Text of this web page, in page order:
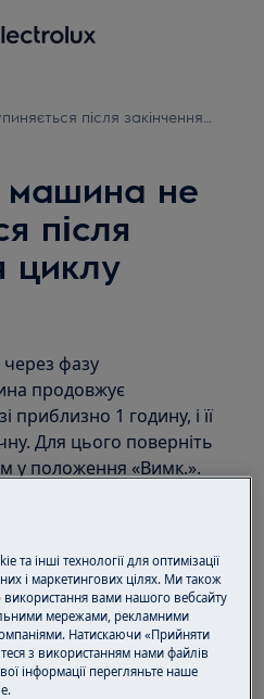
після закінчення
не
після
циклу
фазу
продовжує
приблизно 1 годину, і її
Для цього поверніть
у положення «Вимк.».
рівнем сушіння
2-3 години.
білизни може
з
інші технології для оптимізації
і маркетингових цілях. Ми також
вами нашого вебсайту
мережами, рекламними
Натискаючи «Прийняти
з використанням нами файлів
інформації перегляньте наше